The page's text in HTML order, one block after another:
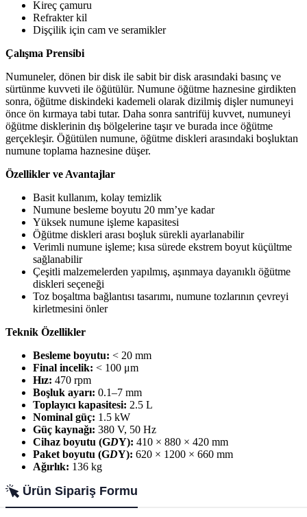
Kireç çamuru
Refrakter kil
Dişçilik için cam ve seramikler
Çalışma Prensibi
Numuneler, dönen bir disk ile sabit bir disk arasındaki basınç ve
sürtünme kuvveti ile öğütülür. Numune öğütme haznesine girdikten
sonra, öğütme diskindeki kademeli olarak dizilmiş dişler numuneyi
önce ön kırmaya tabi tutar. Daha sonra santrifüj kuvvet, numuneyi
öğütme disklerinin dış bölgelerine taşır ve burada ince öğütme
gerçekleşir. Öğütülen numune, öğütme diskleri arasındaki boşluktan
numune toplama haznesine düşer.
Özellikler ve Avantajlar
Basit kullanım, kolay temizlik
Numune besleme boyutu 20 mm’ye kadar
Yüksek numune işleme kapasitesi
Öğütme diskleri arası boşluk sürekli ayarlanabilir
Verimli numune işleme; kısa sürede ekstrem boyut küçültme
sağlanabilir
Çeşitli malzemelerden yapılmış, aşınmaya dayanıklı öğütme
diskleri seçeneği
Toz boşaltma bağlantısı tasarımı, numune tozlarının çevreyi
kirletmesini önler
Teknik Özellikler
Besleme boyutu: < 20 mm
Final incelik: < 100 μm
Hız: 470 rpm
Boşluk ayarı: 0.1–7 mm
Toplayıcı kapasitesi: 2.5 L
Nominal güç: 1.5 kW
Güç kaynağı: 380 V, 50 Hz
Cihaz boyutu (GDY): 410 × 880 × 420 mm
Paket boyutu (GDY): 620 × 1200 × 660 mm
Ağırlık: 136 kg
Ürün Sipariş Formu